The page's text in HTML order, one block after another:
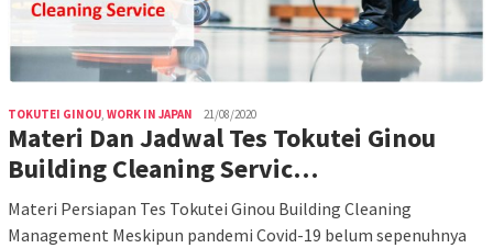
TOKUTEI GINOU, WORK IN JAPAN 21/08/2020
Materi Dan Jadwal Tes Tokutei Ginou
Building Cleaning Servic…
Materi Persiapan Tes Tokutei Ginou Building Cleaning
Management Meskipun pandemi Covid-19 belum sepenuhnya